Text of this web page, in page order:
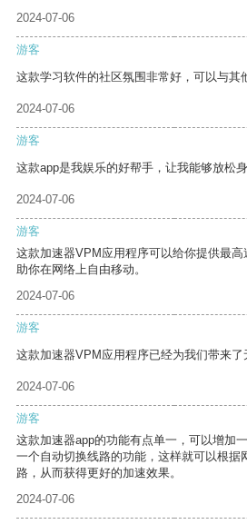
2024-07-06
游客
这款学习软件的社区氛围非常好，可以与其
2024-07-06
游客
这款app是我娱乐的好帮手，让我能够放松
2024-07-06
游客
这款加速器VPM应用程序可以给你提供最
助你在网络上自由移动。
2024-07-06
游客
这款加速器VPM应用程序已经为我们带来了
2024-07-06
游客
这款加速器app的功能有点单一，可以增加
一个自动切换线路的功能，这样就可以根据
路，从而获得更好的加速效果。
2024-07-06